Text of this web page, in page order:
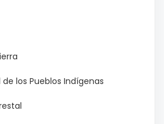
los Pueblos Indígenas